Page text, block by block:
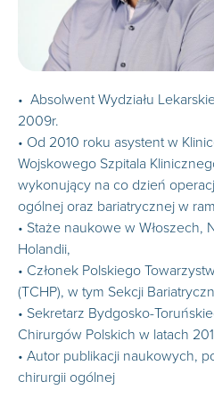
• Absolwent Wydziału
2009r.
• Od 2010 roku asystent w
Wojskowego Szpitala
wykonujący na co dzień
ogólnej oraz bariatrycznej w
• Staże naukowe w Włoszech,
Holandii,
• Członek Polskiego
(TCHP), w tym Sekcji
• Sekretarz Bydgosko-
Chirurgów Polskich w latach
• Autor publikacji naukowych,
chirurgii ogólnej